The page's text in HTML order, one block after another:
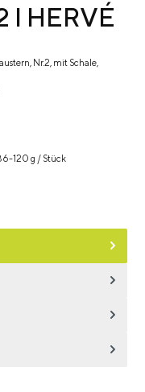
I HERVÉ
Nr.2, mit Schale,
120 g / Stück